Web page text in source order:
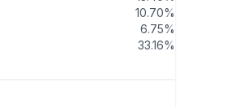
10.70%
6.75%
33.16%